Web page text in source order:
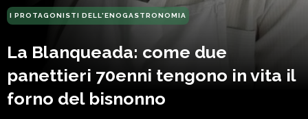
I PROTAGONISTI DELL'ENOGASTRONOMIA
La Blanqueada: come due
panettieri 70enni tengono in vita il
forno del bisnonno